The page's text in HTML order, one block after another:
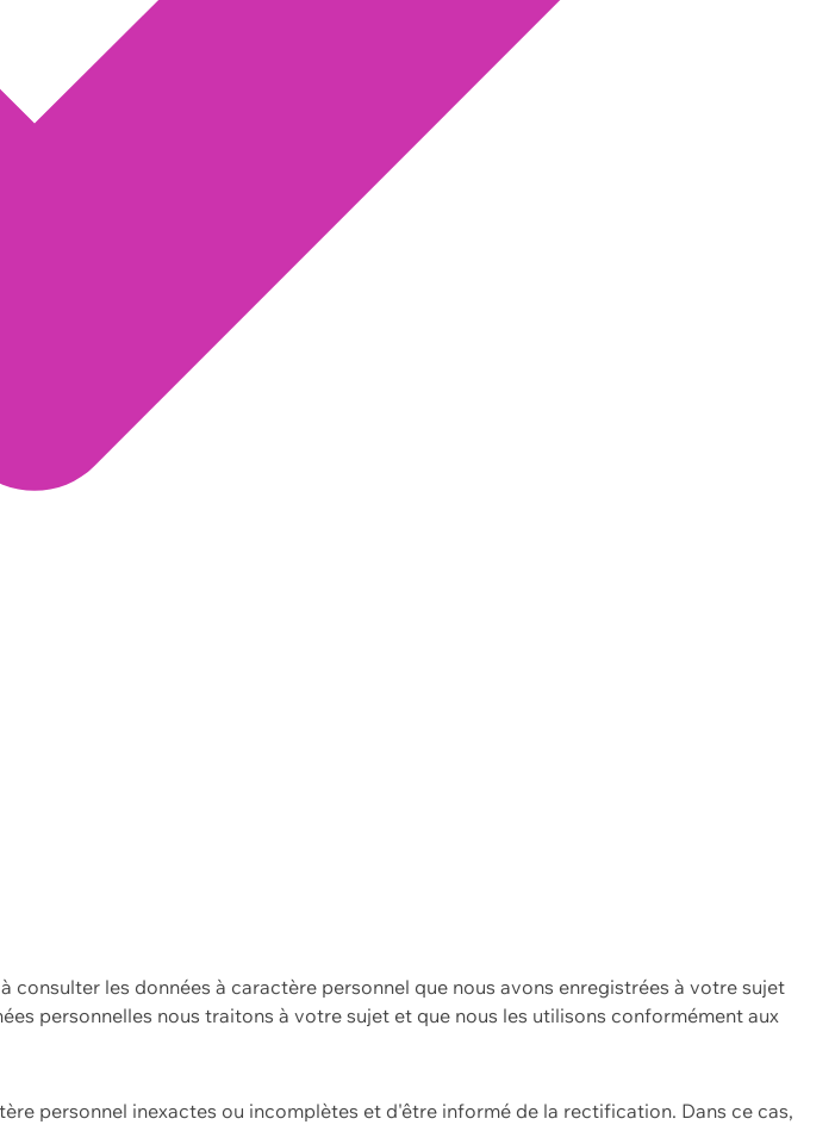
les données à caractère personnel que nous avons enregistrées à votre sujet
personnelles nous traitons à votre sujet et que nous les utilisons conformément aux
personnel inexactes ou incomplètes et d'être informé de la rectification. Dans ce cas,